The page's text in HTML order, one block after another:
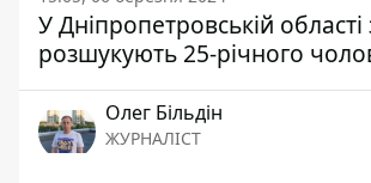
У Дніпропетровській
розшукують 25-річного
Олег Більдін
ЖУРНАЛІСТ